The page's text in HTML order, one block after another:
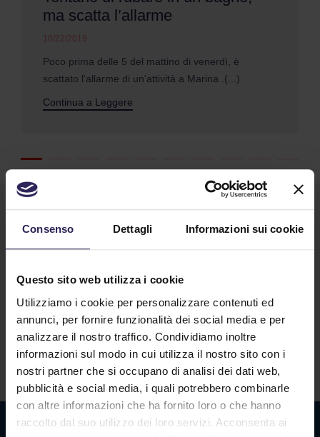
Consenso Dettagli Informazioni sui cookie
Questo sito web utilizza i cookie
Utilizziamo i cookie per personalizzare contenuti ed
annunci, per fornire funzionalità dei social media e per
analizzare il nostro traffico. Condividiamo inoltre
informazioni sul modo in cui utilizza il nostro sito con i
nostri partner che si occupano di analisi dei dati web,
pubblicità e social media, i quali potrebbero combinarle
con altre informazioni che ha fornito loro o che hanno
raccolto dal suo utilizzo dei loro servizi. Acconsenta ai
ma scatta l’allarme
10/22/2019
Poco prima delle 5 del mattino di venerdì, è
scattato l'allarme di un'attività a Marina .(...)
Continua a Leggere
Lavora con noi
Contatti
Sede La Spezia